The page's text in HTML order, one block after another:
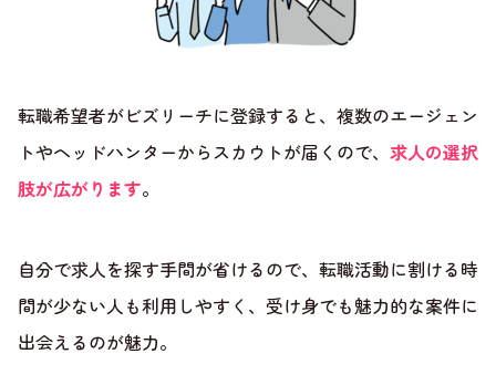
転職希望者がビズリーチに登録すると、複数のエージェン
トやヘッドハンターからスカウトが届くので、 求人の選択
肢が広がります。
自分で求人を探す手間が省けるので、転職活動に割ける時
間が少ない人も利用しやすく、受け身でも魅力的な案件に
出会えるのが魅力。